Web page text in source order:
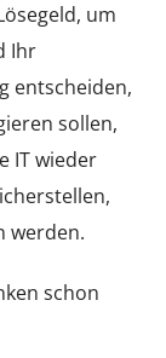
um
Ihr
entscheiden,
sollen,
IT wieder
werden.
schon